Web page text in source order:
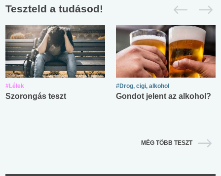
Teszteld a tudásod!
#Lélek
Szorongás teszt
#Drog, cigi, alkohol
Gondot jelent az alkohol?
MÉG TÖBB TESZT